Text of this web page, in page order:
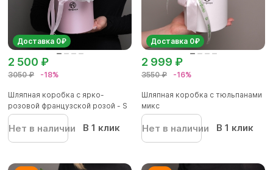
Доставка 0₽
3050 ₽ -18%
2 500 ₽
Шляпная коробка с ярко-
розовой французской розой - S
Нет в наличии В 1 клик
Доставка 0₽
3550 ₽ -16%
2 999 ₽
Шляпная коробка с тюльпанами
микс
Нет в наличии В 1 клик